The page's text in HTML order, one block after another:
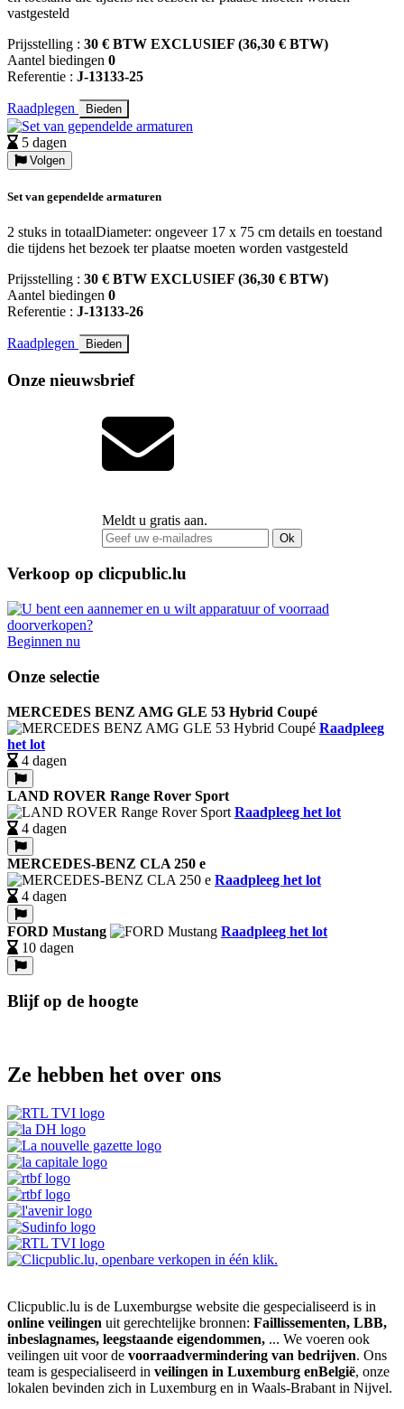
vastgesteld
Prijsstelling : 30 € BTW EXCLUSIEF (36,30 € BTW)
Aantel biedingen 0
Referentie : J-13133-25
Raadplegen Bieden
5 dagen
Volgen
Set van gependelde armaturen
2 stuks in totaalDiameter: ongeveer 17 x 75 cm details en toestand
die tijdens het bezoek ter plaatse moeten worden vastgesteld
Prijsstelling : 30 € BTW EXCLUSIEF (36,30 € BTW)
Aantel biedingen 0
Referentie : J-13133-26
Raadplegen Bieden
Onze nieuwsbrief
Meldt u gratis aan.
Ok
Verkoop op clicpublic.lu
Beginnen nu
Onze selectie
MERCEDES BENZ AMG GLE 53 Hybrid Coupé
Raadpleeg
het lot
4 dagen
LAND ROVER Range Rover Sport
Raadpleeg het lot
4 dagen
MERCEDES-BENZ CLA 250 e
Raadpleeg het lot
4 dagen
FORD Mustang
Raadpleeg het lot
10 dagen
Blijf op de hoogte
Ze hebben het over ons
Clicpublic.lu is de Luxemburgse website die gespecialiseerd is in
online veilingen uit gerechtelijke bronnen: Faillissementen, LBB,
inbeslagnames, leegstaande eigendommen, ... We voeren ook
veilingen uit voor de voorraadvermindering van bedrijven. Ons
team is gespecialiseerd in veilingen in Luxemburg enBelgië, onze
lokalen bevinden zich in Luxemburg en in Waals-Brabant in Nijvel.